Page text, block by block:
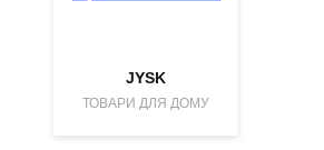
JYSK
ТОВАРИ ДЛЯ ДОМУ